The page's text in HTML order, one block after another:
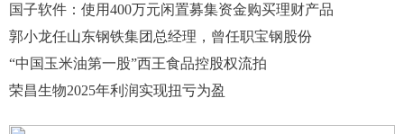
国子软件：使用400万元闲置募集资金购买理财产品
郭小龙任山东钢铁集团总经理，曾任职宝钢股份
“中国玉米油第一股”西王食品控股权流拍
荣昌生物2025年利润实现扭亏为盈